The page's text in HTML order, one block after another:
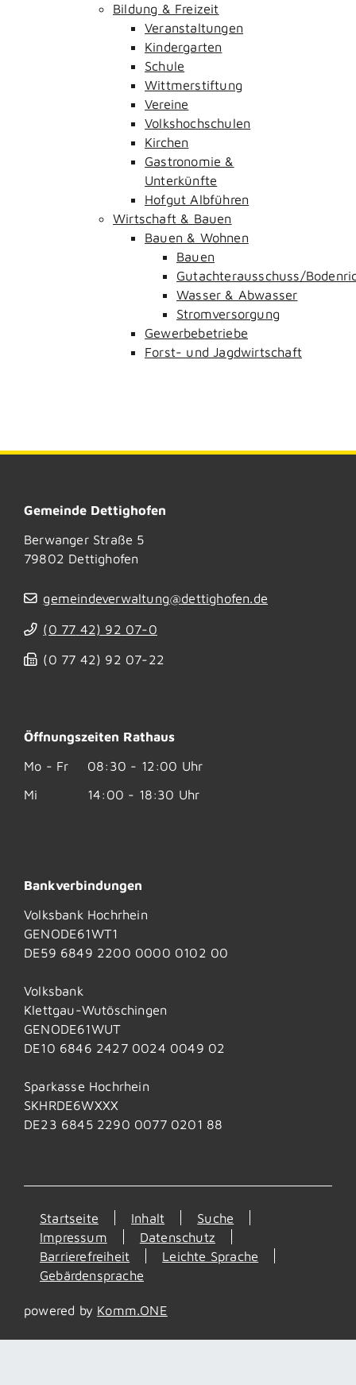
Bildung & Freizeit
Veranstaltungen
Kindergarten
Schule
Wittmerstiftung
Vereine
Volkshochschulen
Kirchen
Gastronomie &
Unterkünfte
Hofgut Albführen
Wirtschaft & Bauen
Bauen & Wohnen
Bauen
Gutachterausschuss/
Wasser & Abwasser
Stromversorgung
Gewerbebetriebe
Forst- und Jagdwirtschaft
Gemeinde Dettighofen
Berwanger Straße 5
79802 Dettighofen
gemeindeverwaltung@dettighofen.de
(0 77 42) 92 07-0
(0 77 42) 92 07-22
Öffnungszeiten Rathaus
Mo - Fr
08:30 - 12:00 Uhr
Mi
14:00 - 18:30 Uhr
Bankverbindungen
Volksbank Hochrhein
GENODE61WT1
DE59 6849 2200 0000 0102 00
Volksbank
Klettgau-Wutöschingen
GENODE61WUT
DE10 6846 2427 0024 0049 02
Sparkasse Hochrhein
SKHRDE6WXXX
DE23 6845 2290 0077 0201 88
Startseite Inhalt
Suche
Impressum
Datenschutz
Barrierefreiheit
Leichte Sprache
Gebärdensprache
powered by Komm.ONE